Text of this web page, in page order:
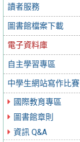
讀者服務
圖書館檔案下載
電子資料庫
自主學習專區
中學生網站寫作比賽
國際教育專區
圖書館章則
資訊 Q&A